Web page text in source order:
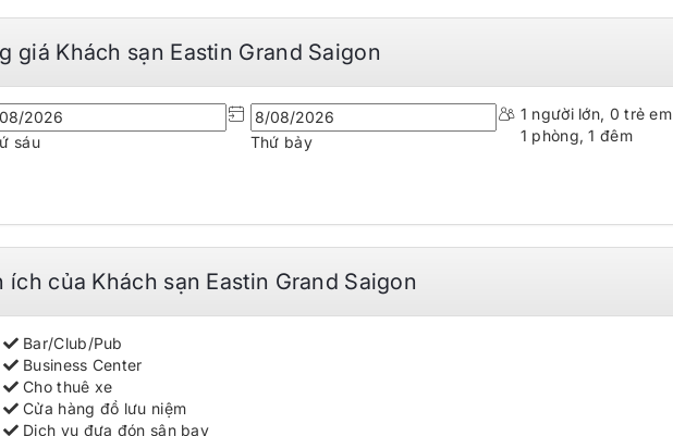
giá Khách sạn Eastin Grand Saigon
sáu Thứ bảy
1 người lớn, 0 trẻ em
1 phòng,1 đêm
ích của Khách sạn Eastin Grand Saigon
Bar/Club/Pub
Business Center
Cho thuê xe
Cửa hàng đồ lưu niệm
Dịch vụ đưa đón sân bay